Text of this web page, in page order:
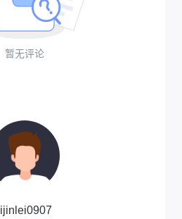
暂无评论
lijinlei0907